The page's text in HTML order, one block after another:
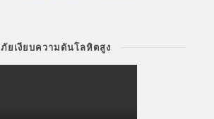
ภัยเงียบความดันโลหิตสูง